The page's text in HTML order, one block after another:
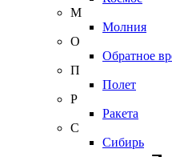
М
Молния
О
Обратное
П
Полет
Р
Ракета
С
Сибирь